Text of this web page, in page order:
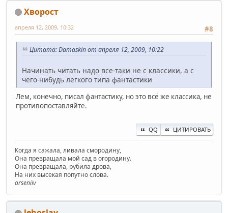
Хворост
#8
апреля 12, 2009, 10:32
Цитата: Damaskin от апреля 12, 2009, 10:22
Начинать читать надо все-таки не с классики, а с
чего-нибудь легкого типа фантастики
Лем, конечно, писал фантастику, но это всё же классика, не
противопоставляйте.
QQ ЦИТИРОВАТЬ
Когда я сажала, ливала смородину,
Она превращала мой сад в огородину.
Она превращала, рубила дрова,
На них высекая попутно слова.
arseniiv